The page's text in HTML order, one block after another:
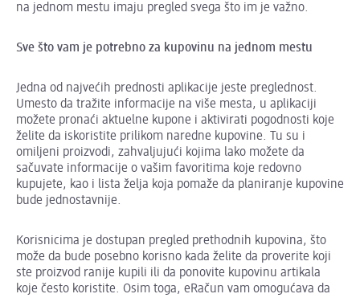
na jednom mestu imaju pregled svega što im je važno.
Sve što vam je potrebno za kupovinu na jednom mestu
Jedna od najvećih prednosti aplikacije jeste preglednost.
Umesto da tražite informacije na više mesta, u aplikaciji
možete pronaći aktuelne kupone i aktivirati pogodnosti koje
želite da iskoristite prilikom naredne kupovine. Tu su i
omiljeni proizvodi, zahvaljujući kojima lako možete da
sačuvate informacije o vašim favoritima koje redovno
kupujete, kao i lista želja koja pomaže da planiranje kupovine
bude jednostavnije.
Korisnicima je dostupan pregled prethodnih kupovina, što
može da bude posebno korisno kada želite da proverite koji
ste proizvod ranije kupili ili da ponovite kupovinu artikala
koje često koristite. Osim toga, eRačun vam omogućava da